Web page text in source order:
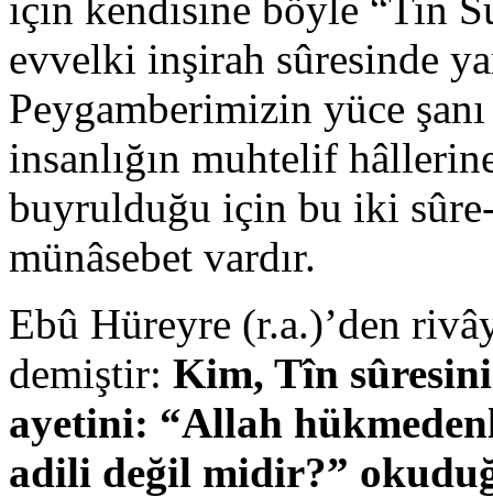
evvelki inşirah sûresinde
Peygamberimizin yüce
insanlığın muhtelif
buyrulduğu için bu iki
münâsebet vardır.
Ebû Hüreyre (r.a.)’den
demiştir: Kim, Tîn
ayetini: “Allah
adili değil midir?”